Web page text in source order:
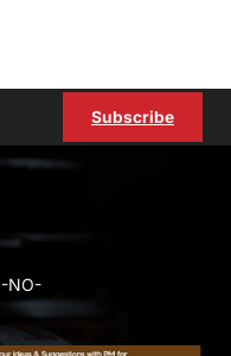
Subscribe
NO-